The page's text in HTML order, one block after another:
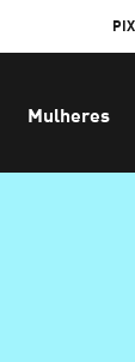
Mulheres